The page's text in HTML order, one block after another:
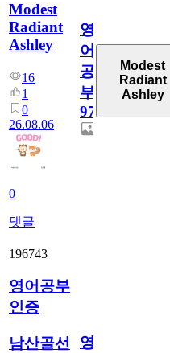
Modest
Radiant
Ashley
16
1
0
26.08.06
0
댓글
영
어
공
부
97
Modest
Radiant
Ashley
196743
영어공부
인증
남산골선
영